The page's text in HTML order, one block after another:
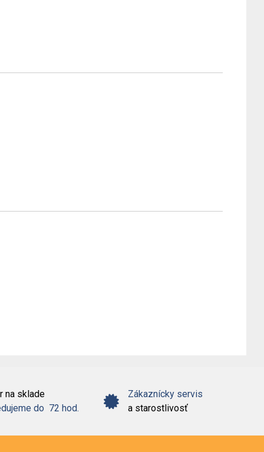
na sklade
do 72 hod.
Zákaznícky servis
a starostlivosť